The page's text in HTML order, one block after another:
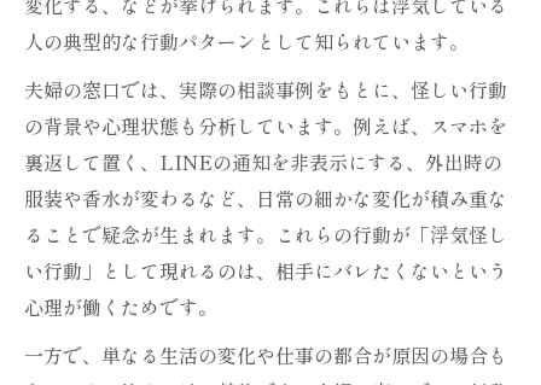
人の典型的な行動パターンとして知られています。
夫婦の窓口では、実際の相談事例をもとに、怪しい行動
の背景や心理状態も分析しています。例えば、スマホを
裏返して置く、LINEの通知を非表示にする、外出時の
服装や香水が変わるなど、日常の細かな変化が積み重な
ることで疑念が生まれます。これらの行動が「浮気怪し
い行動」として現れるのは、相手にバレたくないという
心理が働くためです。
一方で、単なる生活の変化や仕事の都合が原因の場合も